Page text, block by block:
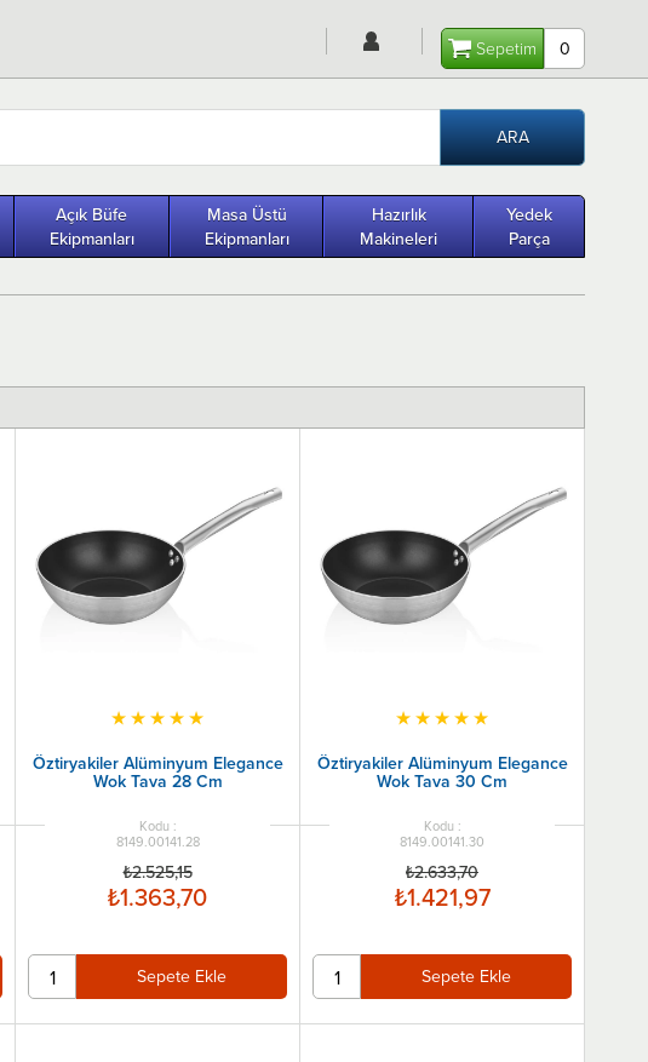
Sepetim 0
Açık Büfe
Ekipmanları
Masa Üstü
Ekipmanları
Hazırlık
Makineleri
Yedek
Parça
Öztiryakiler Alüminyum Elegance
Wok Tava 28 Cm
★★★★★
8149.00141.28
₺1.363,70
₺2.525,15
Sepete Ekle
Öztiryakiler Alüminyum Elegance
Wok Tava 30 Cm
★★★★★
8149.00141.30
₺1.421,97
₺2.633,70
Sepete Ekle